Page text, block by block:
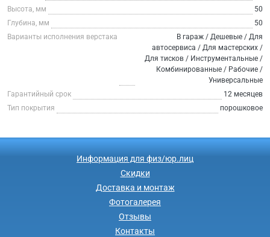
Высота, мм
50
Глубина, мм
50
Варианты исполнения верстака
В гараж / Дешевые / Для
автосервиса / Для мастерских /
Для тисков / Инструментальные /
Комбинированные / Рабочие /
Универсальные
Гарантийный срок
12 месяцев
Тип покрытия
порошковое
Информация для физ/юр.лиц
Скидки
Доставка и монтаж
Фотогалерея
Отзывы
Контакты